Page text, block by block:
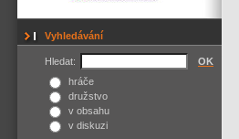
Vyhledávání
Hledat:
OK
hráče
družstvo
v obsahu
v diskuzi